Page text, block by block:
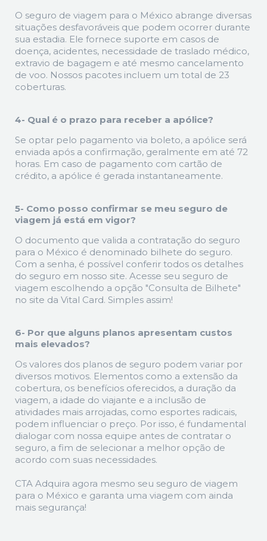
O seguro de viagem para o México abrange diversas
situações desfavoráveis que podem ocorrer durante
sua estadia. Ele fornece suporte em casos de
doença, acidentes, necessidade de traslado médico,
extravio de bagagem e até mesmo cancelamento
de voo. Nossos pacotes incluem um total de 23
coberturas.
4- Qual é o prazo para receber a apólice?
Se optar pelo pagamento via boleto, a apólice será
enviada após a confirmação, geralmente em até 72
horas. Em caso de pagamento com cartão de
crédito, a apólice é gerada instantaneamente.
5- Como posso confirmar se meu seguro de
viagem já está em vigor?
O documento que valida a contratação do seguro
para o México é denominado bilhete do seguro.
Com a senha, é possível conferir todos os detalhes
do seguro em nosso site. Acesse seu seguro de
viagem escolhendo a opção "Consulta de Bilhete"
no site da Vital Card. Simples assim!
6- Por que alguns planos apresentam custos
mais elevados?
Os valores dos planos de seguro podem variar por
diversos motivos. Elementos como a extensão da
cobertura, os benefícios oferecidos, a duração da
viagem, a idade do viajante e a inclusão de
atividades mais arrojadas, como esportes radicais,
podem influenciar o preço. Por isso, é fundamental
dialogar com nossa equipe antes de contratar o
seguro, a fim de selecionar a melhor opção de
acordo com suas necessidades.
CTA Adquira agora mesmo seu seguro de viagem
para o México e garanta uma viagem com ainda
mais segurança!